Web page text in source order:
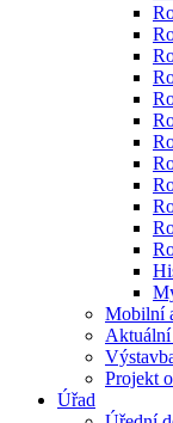
Mobilní
Aktuální
Projekt
Úřad